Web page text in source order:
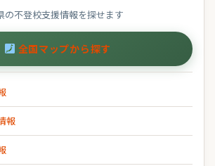
の不登校支援情報を探せます
全国マップから探す
報